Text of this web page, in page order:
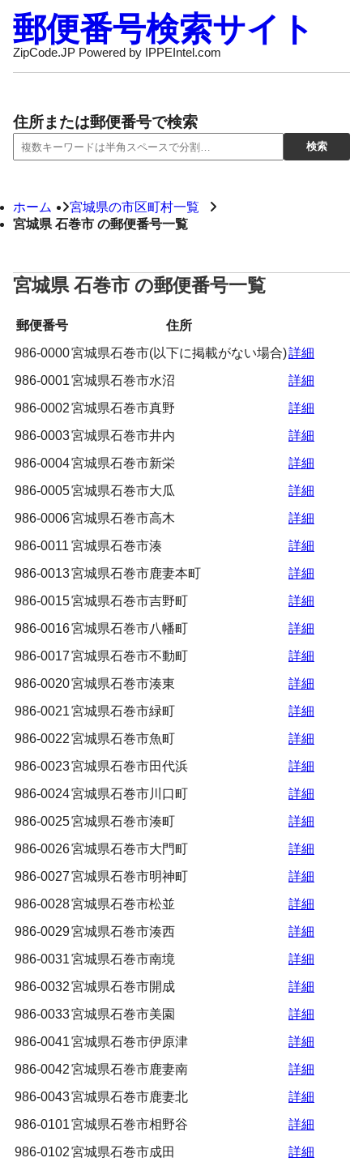
郵便番号検索サイト
ZipCode.JP Powered by IPPEIntel.com
住所または郵便番号で検索
ホーム
宮城県の市区町村一覧
宮城県 石巻市 の郵便番号一覧
宮城県 石巻市 の郵便番号一覧
郵便番号
住所
986-0000宮城県石巻市(以下に掲載がない場合)詳細
986-0001宮城県石巻市水沼
詳細
986-0002宮城県石巻市真野
詳細
986-0003宮城県石巻市井内
詳細
986-0004宮城県石巻市新栄
詳細
986-0005宮城県石巻市大瓜
詳細
986-0006宮城県石巻市高木
詳細
986-0011 宮城県石巻市湊
詳細
986-0013宮城県石巻市鹿妻本町
詳細
986-0015宮城県石巻市吉野町
詳細
986-0016宮城県石巻市八幡町
詳細
986-0017宮城県石巻市不動町
詳細
986-0020宮城県石巻市湊東
詳細
986-0021宮城県石巻市緑町
詳細
986-0022宮城県石巻市魚町
詳細
986-0023宮城県石巻市田代浜
詳細
986-0024宮城県石巻市川口町
詳細
986-0025宮城県石巻市湊町
詳細
986-0026宮城県石巻市大門町
詳細
986-0027宮城県石巻市明神町
詳細
986-0028宮城県石巻市松並
詳細
986-0029宮城県石巻市湊西
詳細
986-0031宮城県石巻市南境
詳細
986-0032宮城県石巻市開成
詳細
986-0033宮城県石巻市美園
詳細
986-0041宮城県石巻市伊原津
詳細
986-0042宮城県石巻市鹿妻南
詳細
986-0043宮城県石巻市鹿妻北
詳細
986-0101宮城県石巻市相野谷
詳細
986-0102宮城県石巻市成田
詳細